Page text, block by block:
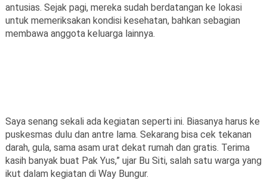
antusias. Sejak pagi, mereka sudah berdatangan ke lokasi
untuk memeriksakan kondisi kesehatan, bahkan sebagian
membawa anggota keluarga lainnya.
Saya senang sekali ada kegiatan seperti ini. Biasanya harus ke
puskesmas dulu dan antre lama. Sekarang bisa cek tekanan
darah, gula, sama asam urat dekat rumah dan gratis. Terima
kasih banyak buat Pak Yus,” ujar Bu Siti, salah satu warga yang
ikut dalam kegiatan di Way Bungur.